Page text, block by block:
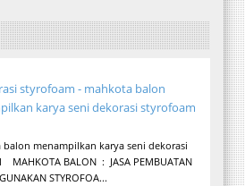
styrofoam - mahkota balon
karya seni dekorasi styrofoam
balon menampilkan karya seni dekorasi
MAHKOTA BALON : JASA PEMBUATAN
STYROFOA...